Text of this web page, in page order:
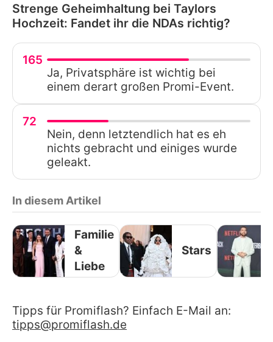
Strenge Geheimhaltung bei Taylors
Hochzeit: Fandet ihr die NDAs richtig?
165
Ja, Privatsphäre ist wichtig bei
einem derart großen Promi-Event.
72
Nein, denn letztendlich hat es eh
nichts gebracht und einiges wurde
geleakt.
In diesem Artikel
Familie
&
Liebe
Stars
Tipps für Promiflash? Einfach E-Mail an:
tipps@promiflash.de